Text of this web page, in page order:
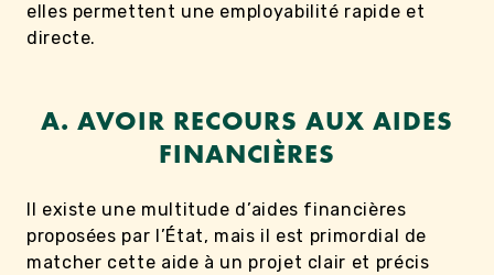
elles permettent une employabilité rapide et
directe.
A. AVOIR RECOURS AUX AIDES
FINANCIÈRES
Il existe une multitude d’aides financières
proposées par l’État, mais il est primordial de
matcher cette aide à un projet clair et précis